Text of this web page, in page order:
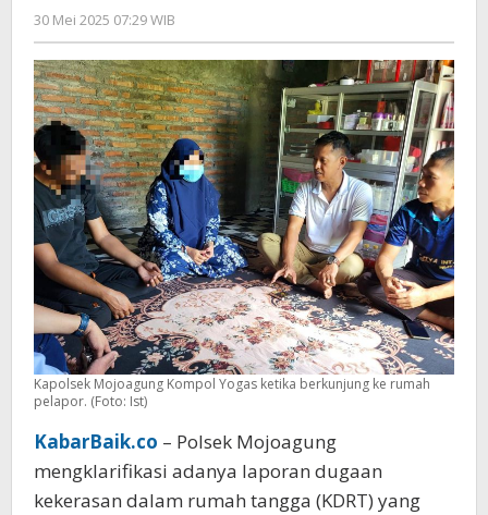
Mojoagung
Jombang
30 Mei 2025 07:29 WIB
Andika
DP
Kapolsek Mojoagung Kompol Yogas ketika berkunjung ke rumah
pelapor. (Foto: Ist)
KabarBaik.co – Polsek Mojoagung
mengklarifikasi adanya laporan dugaan
kekerasan dalam rumah tangga (KDRT) yang